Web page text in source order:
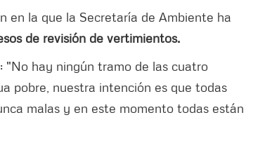
en la que la Secretaría de Ambiente ha
de revisión de vertimientos.
"No hay ningún tramo de las cuatro
pobre, nuestra intención es que todas
malas y en este momento todas están